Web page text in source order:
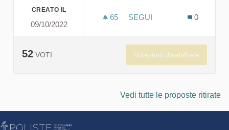
CREATO IL
09/10/2022
65 65 SOSTENITORI
SEGUI
0
52 VOTI Votazioni disabilitate
Vedi tutte le proposte ritirate